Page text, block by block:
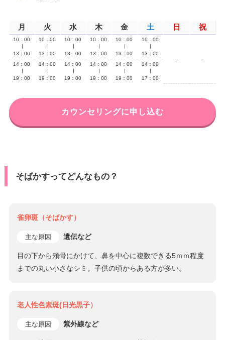
月 火 水 木 金 土 日 祝
10：00
13：00
10：00
13：00
10：00
13：00
10：00
13：00
10：00
13：00
10：00
13：00
–
–
14：00
19：00
14：00
19：00
14：00
19：00
14：00
19：00
14：00
19：00
14：00
17：00
カウンセリングに申し込む
そばかすってどんなもの？
雀卵斑（そばかす）
主な原因 遺伝など
目の下から頬骨にかけて、鼻を中心に複数できる5ｍｍ程度
までの丸い小さなシミ。子供の頃からある方が多い。
老人性色素斑(日光黒子）
主な原因 紫外線など